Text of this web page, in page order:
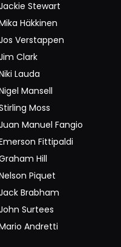
Stewart
Häkkinen
Verstappen
Clark
Lauda
Mansell
Moss
Manuel Fangio
Fittipaldi
Hill
Piquet
Brabham
Surtees
Andretti